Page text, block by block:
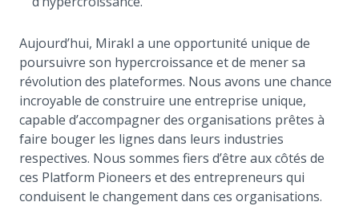
Aujourd’hui, Mirakl a une opportunité unique de
poursuivre son hypercroissance et de mener sa
révolution des plateformes. Nous avons une chance
incroyable de construire une entreprise unique,
capable d’accompagner des organisations prêtes à
faire bouger les lignes dans leurs industries
respectives. Nous sommes fiers d’être aux côtés de
ces Platform Pioneers et des entrepreneurs qui
conduisent le changement dans ces organisations.